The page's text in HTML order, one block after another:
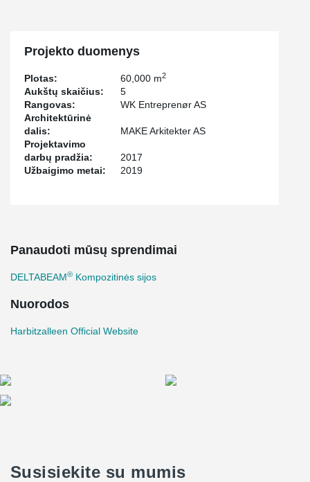
Projekto duomenys
Plotas: 60,000 m2
Aukštų skaičius:
5
Rangovas:
WK Entreprenør AS
Architektūrinė
dalis:
MAKE Arkitekter AS
Projektavimo
darbų pradžia:
2017
Užbaigimo metai:
2019
Panaudoti mūsų sprendimai
DELTABEAM® Kompozitinės sijos
Nuorodos
Harbitzalleen Official Website
Susisiekite su mumis